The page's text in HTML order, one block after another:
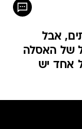
אבל
של האסלה
אחד יש